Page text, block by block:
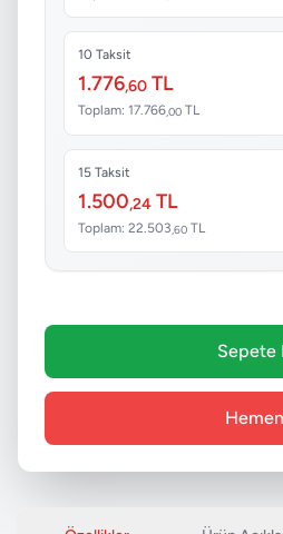
10 Taksit
1.776,60 TL
Toplam: 17.766,00 TL
15 Taksit
1.500,24 TL
Toplam: 22.503 ,60 TL
Sepete